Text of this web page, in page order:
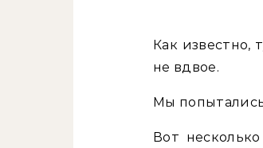
Как известно,
не вдвое.
Мы попытались
Вот